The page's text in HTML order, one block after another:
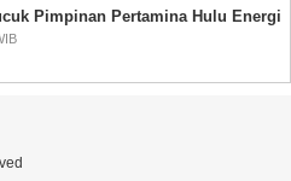
Pimpinan Pertamina Hulu Energi